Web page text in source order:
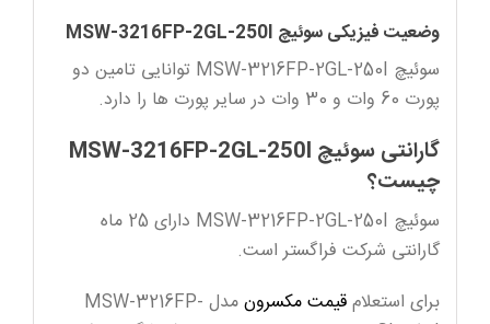
وضعیت فیزیکی سوئیچ MSW-3216FP-2GL-250I
سوئیچ MSW-3216FP-2GL-250I توانایی تامین دو
پورت 60 وات و 30 وات در سایر پورت ها را دارد.
گارانتی سوئیچ MSW-3216FP-2GL-250I
چیست؟
سوئیچ MSW-3216FP-2GL-250I دارای 25 ماه
گارانتی شرکت فراگستر است.
برای استعلامقیمت مکسرون
مدل MSW-3216FP-